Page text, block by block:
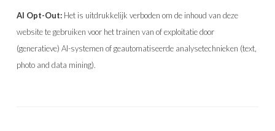
AI Opt-Out: Het is uitdrukkelijk verboden om de inhoud van deze
website te gebruiken voor het trainen van of exploitatie door
(generatieve) AI-systemen of geautomatiseerde analysetechnieken (text,
photo and data mining).